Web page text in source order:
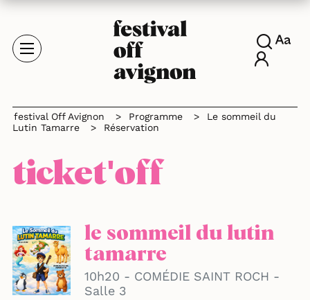
festival Off Avignon > Programme >
Le sommeil du
Lutin Tamarre
> Réservation
ticket'off
le sommeil du lutin
tamarre
10h20 - COMÉDIE SAINT ROCH -
Salle 3